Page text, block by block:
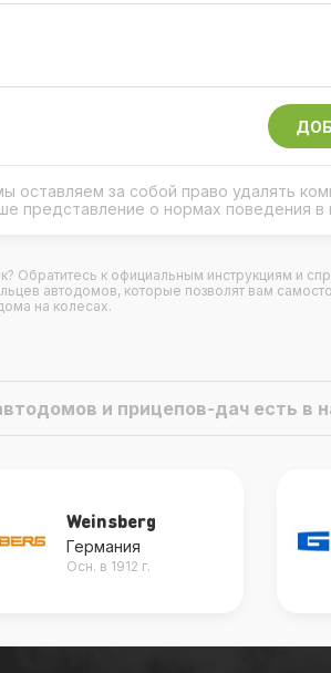
оставляем за собой право удалять
представление о нормах поведения в
Обратитесь к официальным инструкциям и
автодомов, которые позволят вам
на колесах.
и прицепов-дач есть в
GOK
Германия
Осн. в 1968 г.